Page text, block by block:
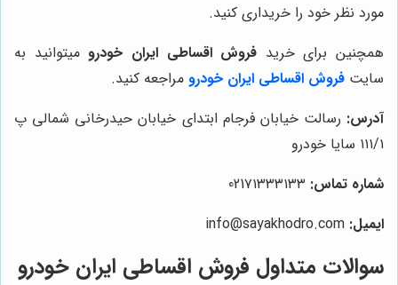
مورد نظر خود را خریداری کنید.
همچنین برای خرید فروش اقساطی ایران خودرو میتوانید به
سایت فروش اقساطی ایران خودرو مراجعه کنید.
آدرس: رسالت خیابان فرجام ابتدای خیابان حیدرخانی شمالی پ
۱۱۱/۱ سایا خودرو
شماره تماس:
ایمیل:
سوالات متداول فروش اقساطی ایران خودرو